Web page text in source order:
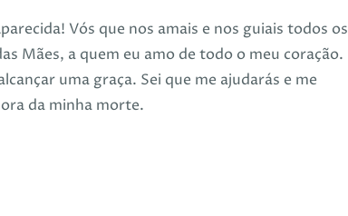
Vós que nos amais e nos guiais todos os
Mães, a quem eu amo de todo o meu coração.
uma graça. Sei que me ajudarás e me
da minha morte.